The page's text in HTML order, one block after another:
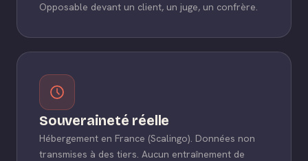
Opposable devant un client, un juge, un confrère.
Souveraineté réelle
Hébergement en France (Scalingo). Données non
transmises à des tiers. Aucun entraînement de